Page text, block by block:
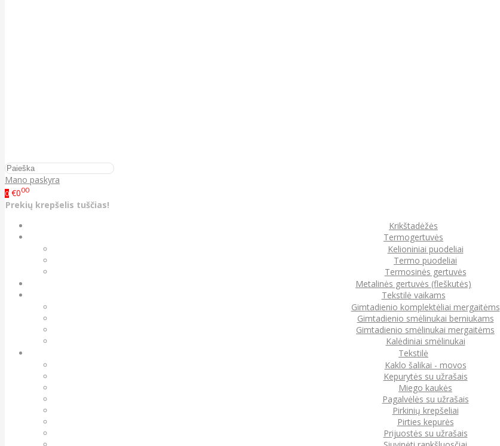
Mano paskyra
0 €000
Prekių krepšelis tuščias!
Krikštadėžės
Termogertuvės
Kelioniniai puodeliai
Termo puodeliai
Termosinės gertuvės
Metalinės gertuvės (fleškutės)
Tekstilė vaikams
Gimtadienio komplektėliai mergaitėms
Gimtadienio smėlinukai berniukams
Gimtadienio smėlinukai mergaitėms
Kalėdiniai smėlinukai
Tekstilė
Kaklo šalikai - movos
Kepurytės su užrašais
Miego kaukės
Pagalvėlės su užrašais
Pirkinių krepšeliai
Pirties kepurės
Prijuostės su užrašais